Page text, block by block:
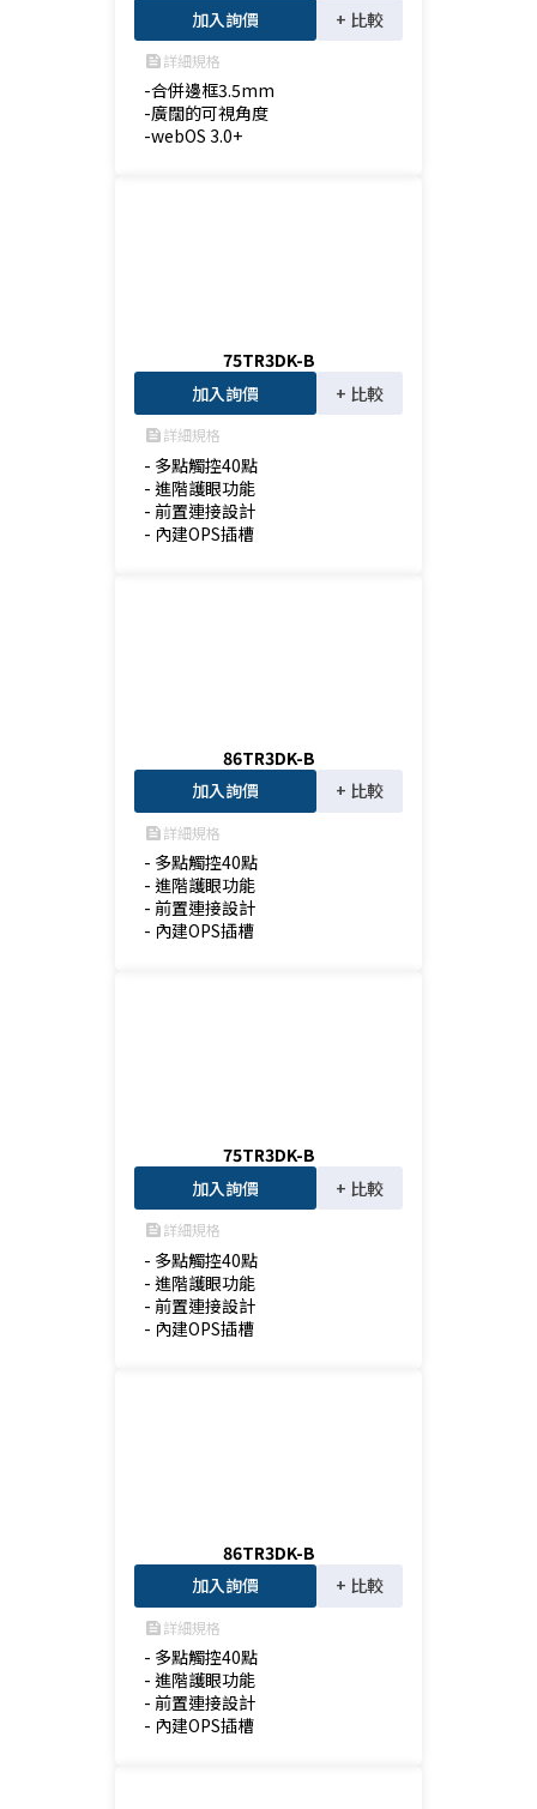
加入詢價
+ 比較
feed詳細規格
-合併邊框3.5mm
-廣闊的可視角度
-webOS 3.0+
75TR3DK-B
加入詢價
+ 比較
feed詳細規格
- 多點觸控40點
- 進階護眼功能
- 前置連接設計
- 內建OPS插槽
86TR3DK-B
加入詢價
+ 比較
feed詳細規格
- 多點觸控40點
- 進階護眼功能
- 前置連接設計
- 內建OPS插槽
75TR3DK-B
加入詢價
+ 比較
feed詳細規格
- 多點觸控40點
- 進階護眼功能
- 前置連接設計
- 內建OPS插槽
86TR3DK-B
加入詢價
+ 比較
feed詳細規格
- 多點觸控40點
- 進階護眼功能
- 前置連接設計
- 內建OPS插槽